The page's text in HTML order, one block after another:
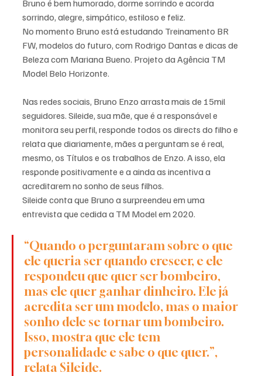
Bruno é bem humorado, dorme sorrindo e acorda
sorrindo, alegre, simpático, estiloso e feliz.
No momento Bruno está estudando Treinamento BR
FW, modelos do futuro, com Rodrigo Dantas e dicas de
Beleza com Mariana Bueno. Projeto da Agência TM
Model Belo Horizonte.
Nas redes sociais, Bruno Enzo arrasta mais de 15mil
seguidores. Sileide, sua mãe, que é a responsável e
monitora seu perfil, responde todos os directs do filho e
relata que diariamente, mães a perguntam se é real,
mesmo, os Títulos e os trabalhos de Enzo. A isso, ela
responde positivamente e a ainda as incentiva a
acreditarem no sonho de seus filhos.
Sileide conta que Bruno a surpreendeu em uma
entrevista que cedida a TM Model em 2020.
“Quando o perguntaram sobre o que
ele queria ser quando crescer, e ele
respondeu que quer ser bombeiro,
mas ele quer ganhar dinheiro. Ele já
acredita ser um modelo, mas o maior
sonho dele se tornar um bombeiro.
Isso, mostra que ele tem
personalidade e sabe o que quer.”,
relata Sileide.